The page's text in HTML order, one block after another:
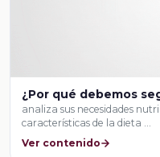
¿Por qué debemos
analiza sus necesidades
características de la dieta …
Ver contenido